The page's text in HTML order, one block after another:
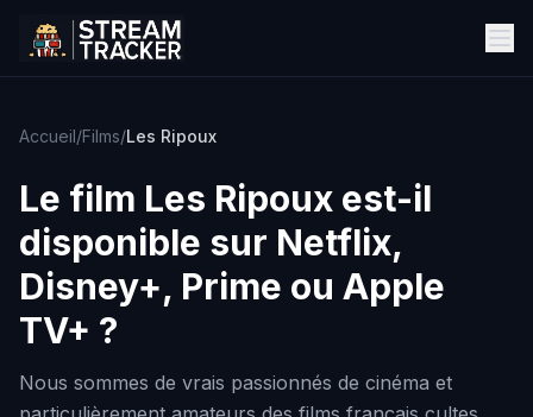
Accueil/Films/Les Ripoux
Le film Les Ripoux est-il
disponible sur Netflix,
Disney+, Prime ou Apple
TV+ ?
Nous sommes de vrais passionnés de cinéma et